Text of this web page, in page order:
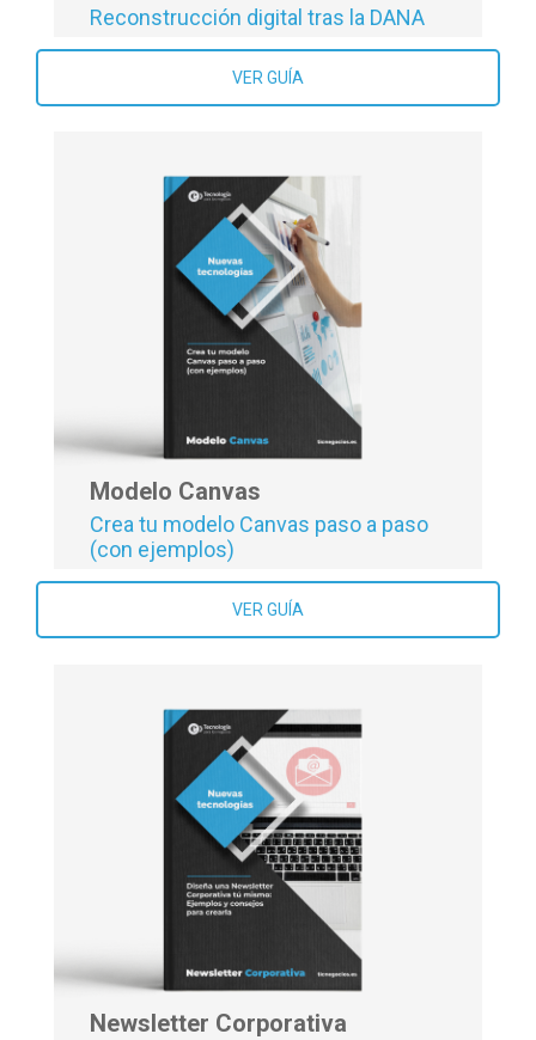
Reconstrucción digital tras la DANA
VER GUÍA
Modelo Canvas
Crea tu modelo Canvas paso a paso
(con ejemplos)
VER GUÍA
Newsletter Corporativa